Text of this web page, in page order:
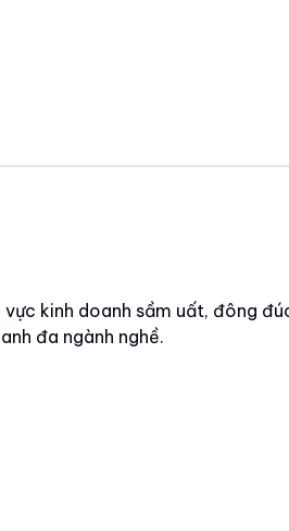
vực kinh doanh sầm uất, đông
đa ngành nghề.